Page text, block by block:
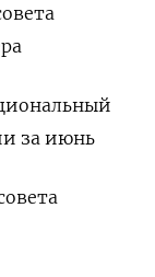
за июнь